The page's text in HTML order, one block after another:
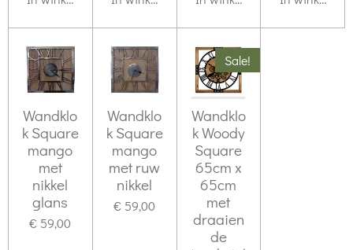
Wandklo
k Square
mango
met
nikkel
glans
€ 59,00
Wandklo
k Square
mango
met ruw
nikkel
€ 59,00
Sale!
Wandklo
k Woody
Square
65cm x
65cm
met
draaien
de